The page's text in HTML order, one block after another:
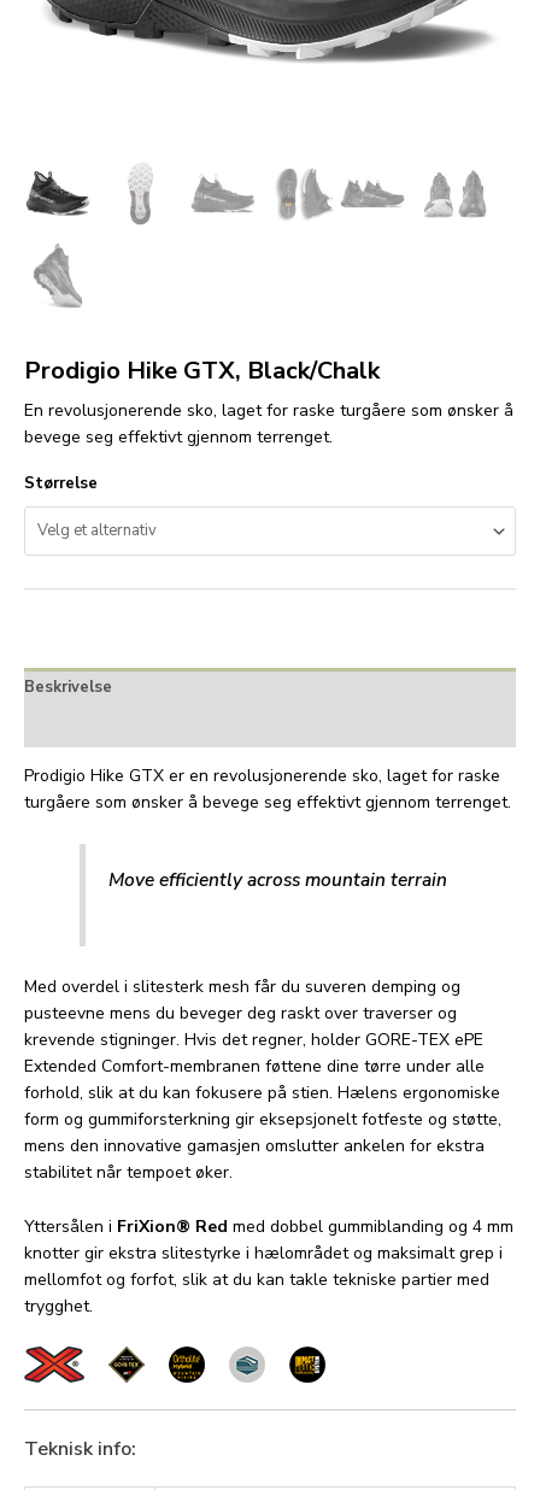
Prodigio Hike GTX, Black/Chalk
En revolusjonerende sko, laget for raske turgåere som ønsker å
bevege seg effektivt gjennom terrenget.
Størrelse
Beskrivelse
Prodigio Hike GTX er en revolusjonerende sko, laget for raske
turgåere som ønsker å bevege seg effektivt gjennom terrenget.
Move efficiently across mountain terrain
Med overdel i slitesterk mesh får du suveren demping og
pusteevne mens du beveger deg raskt over traverser og
krevende stigninger. Hvis det regner, holder GORE-TEX ePE
Extended Comfort-membranen føttene dine tørre under alle
forhold, slik at du kan fokusere på stien. Hælens ergonomiske
form og gummiforsterkning gir eksepsjonelt fotfeste og støtte,
mens den innovative gamasjen omslutter ankelen for ekstra
stabilitet når tempoet øker.
Yttersålen i FriXion® Red med dobbel gummiblanding og 4 mm
knotter gir ekstra slitestyrke i hælområdet og maksimalt grep i
mellomfot og forfot, slik at du kan takle tekniske partier med
trygghet.
Teknisk info: